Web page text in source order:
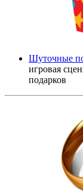
Шуточные
игровая
подарков